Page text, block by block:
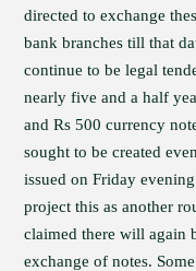
directed to exchange
bank branches till that
continue to be legal
nearly five and a half
and Rs 500 currency
sought to be created
issued on Friday
project this as another
claimed there will again
exchange of notes.